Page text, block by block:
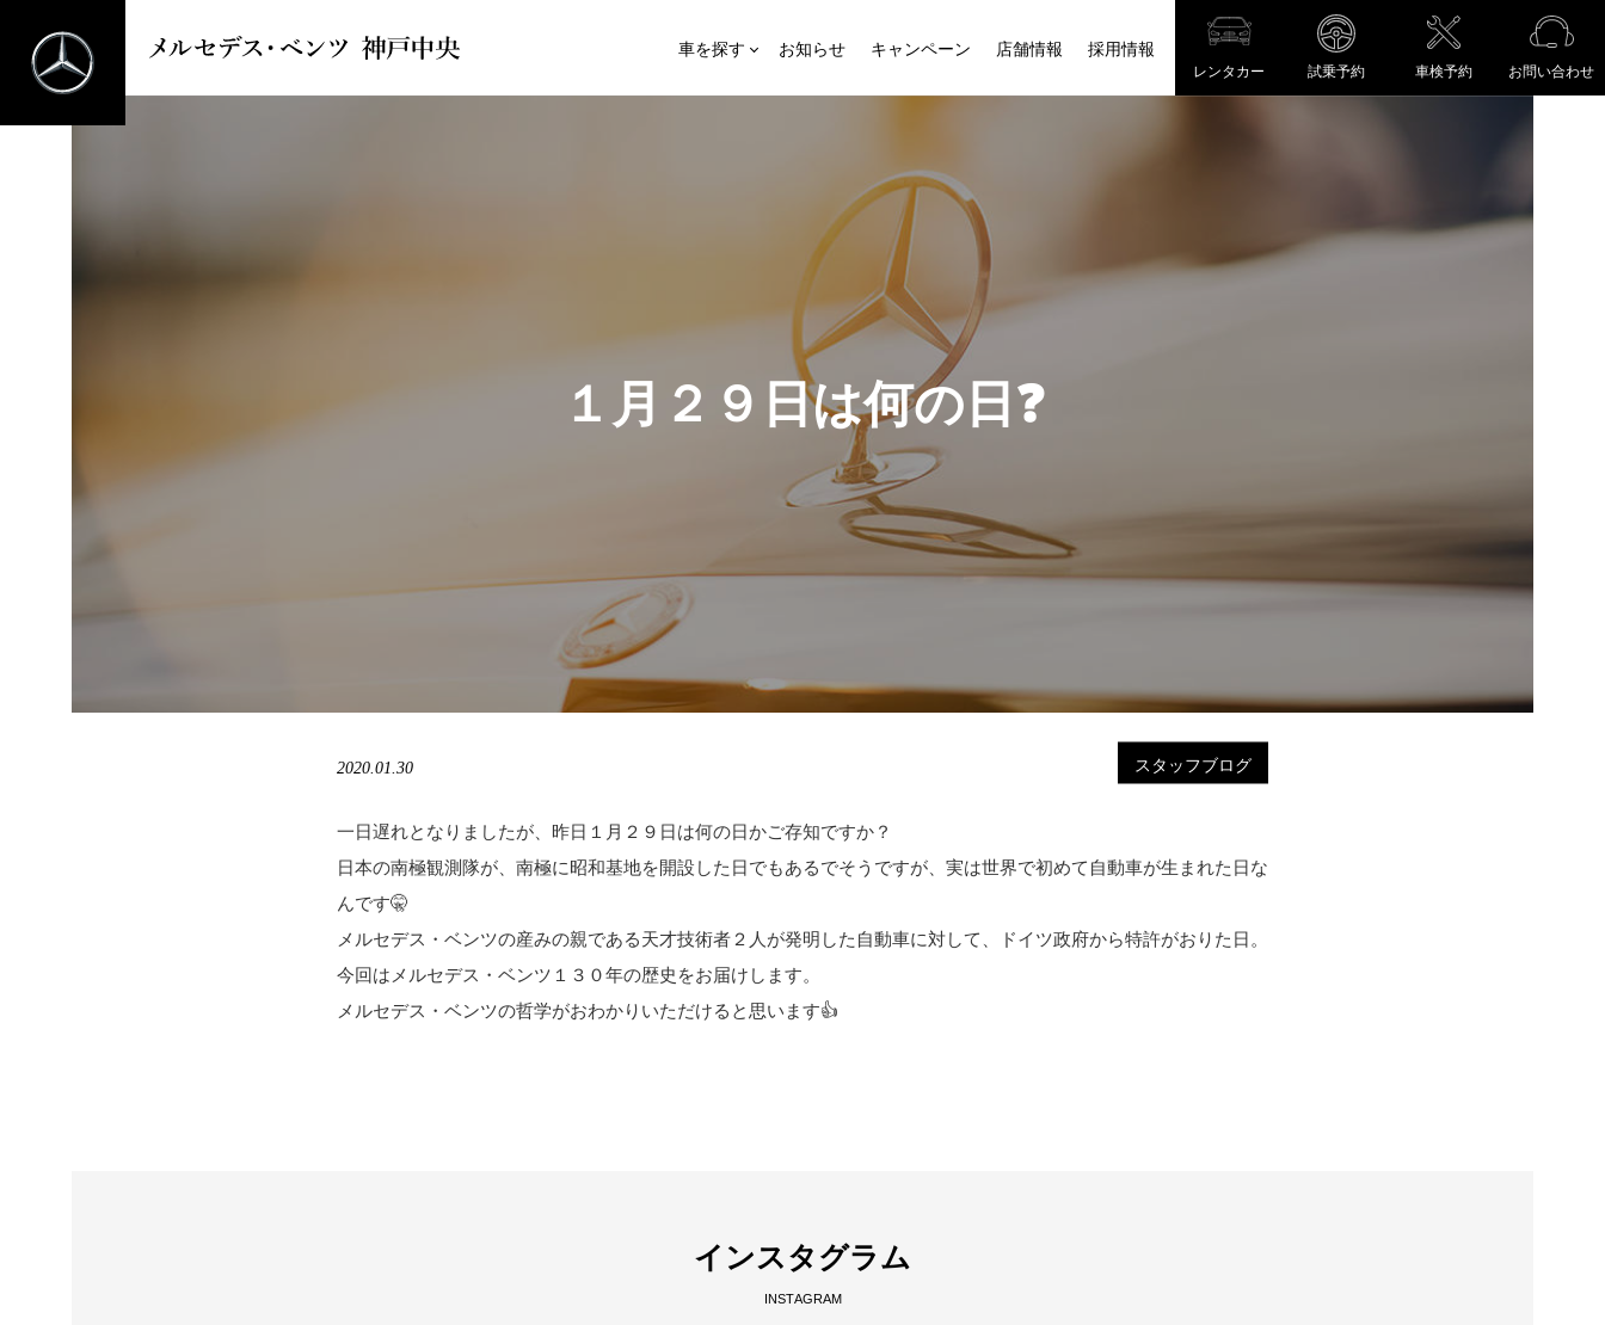
メルセデス・ベンツ 神戸中央
車を探す お知らせ キャンペーン 店舗情報 採用情報
レンタカー 試乗予約 車検予約 お問い合わせ
１ 月 ２ ９ 日は何の 日 ❓
2020.01.30 スタッフブログ
一日遅れとなりましたが、昨日１月２９日は何の日かご存知ですか？
日本の南極観測隊が、南極に昭和基地を開設した日でもあるでそうですが、実は世界で初めて自動車が生まれた日な
んです🤫
メルセデス・ベンツの産みの親である天才技術者２人が発明した自動車に対して、ドイツ政府から特許がおりた日。
今回はメルセデス・ベンツ１３０年の歴史をお届けします。
メルセデス・ベンツの哲学がおわかりいただけると思います👍
イ ンスタ グラム
INSTAGRAM